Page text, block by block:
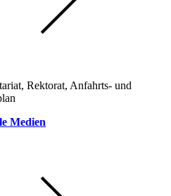
Rektorat, Anfahrts- und
Medien